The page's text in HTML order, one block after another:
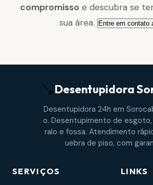
compromisso e descubra se
sua área. Entre em contato
Desentupidora
Desentupidora 24h em
o. Desentupimento de esgoto,
ralo e fossa. Atendimento
uebra de piso, com
SERVIÇOS LINKS